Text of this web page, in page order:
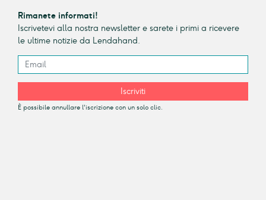
Rimanete informati!
Iscrivetevi alla nostra newsletter e sarete i primi a ricevere
le ultime notizie da Lendahand.
Iscriviti
È possibile annullare l'iscrizione con un solo clic.